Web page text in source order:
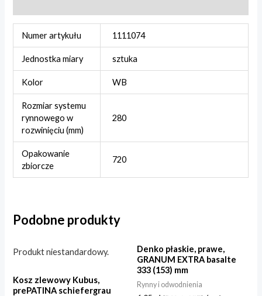
Numer artykułu 1111074
Jednostka miary sztuka
Kolor WB
Rozmiar systemu
rynnowego w
rozwinięciu (mm)
280
Opakowanie
zbiorcze
720
Podobne produkty
Produkt niestandardowy.
Kosz zlewowy Kubus,
prePATINA schiefergrau
Denko płaskie, prawe,
GRANUM EXTRA basalte
333 (153) mm
Rynny i odwodnienia